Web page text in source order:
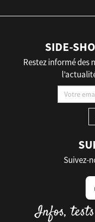
SIDE-
Restez informé des
Suivez-